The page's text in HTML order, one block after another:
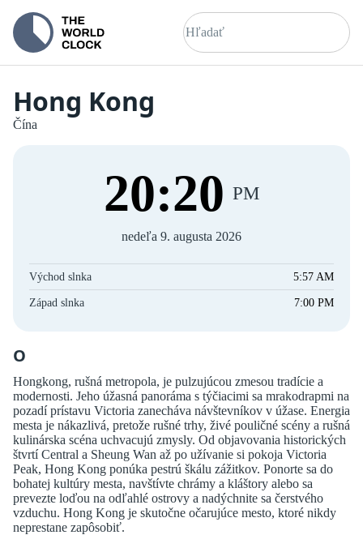
Hong Kong
Čína
20:20 PM
nedeľa 9. augusta 2026
Východ slnka 5:57 AM
Západ slnka 7:00 PM
O
Hongkong, rušná metropola, je pulzujúcou zmesou tradície a
modernosti. Jeho úžasná panoráma s týčiacimi sa mrakodrapmi na
pozadí prístavu Victoria zanecháva návštevníkov v úžase. Energia
mesta je nákazlivá, pretože rušné trhy, živé pouličné scény a rušná
kulinárska scéna uchvacujú zmysly. Od objavovania historických
štvrtí Central a Sheung Wan až po užívanie si pokoja Victoria
Peak, Hong Kong ponúka pestrú škálu zážitkov. Ponorte sa do
bohatej kultúry mesta, navštívte chrámy a kláštory alebo sa
prevezte loďou na odľahlé ostrovy a nadýchnite sa čerstvého
vzduchu. Hong Kong je skutočne očarujúce mesto, ktoré nikdy
neprestane zapôsobiť.